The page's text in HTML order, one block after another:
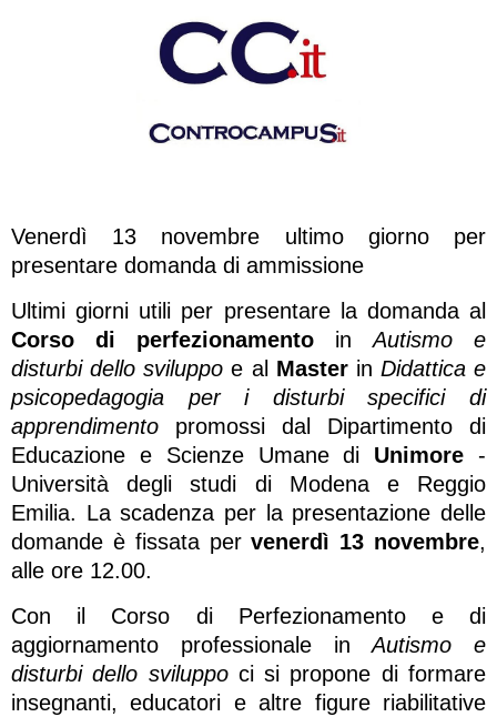
Venerdì 13 novembre ultimo giorno per
presentare domanda di ammissione
Ultimi giorni utili per presentare la domanda al
Corso di perfezionamento inAutismo e
disturbi dello sviluppo e al Masterin Didattica e
psicopedagogia per i disturbi specifici di
apprendimento promossi dal Dipartimento di
Educazione e Scienze Umane di Unimore-
Università degli studi di Modena e Reggio
Emilia. La scadenza per la presentazione delle
domande è fissata pervenerdì 13 novembre,
alle ore 12.00.
Con il Corso di Perfezionamento e di
aggiornamento professionale inAutismo e
disturbi dello sviluppoci si propone di formare
insegnanti, educatori e altre figure riabilitative